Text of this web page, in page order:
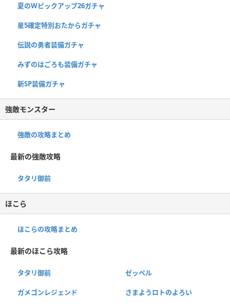
夏のWピックアップ26ガチャ
星5確定特別おたからガチャ
伝説の勇者装備ガチャ
みずのはごろも装備ガチャ
新SP装備ガチャ
強敵モンスター
強敵の攻略まとめ
最新の強敵攻略
タタリ御前
ほこら
ほこらの攻略まとめ
最新のほこら攻略
タタリ御前 ゼッペル
ガメゴンレジェンド さまようロトのよろい